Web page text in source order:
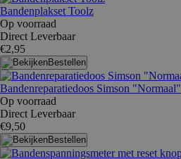
Bandenplakset Toolz
Op voorraad
Direct Leverbaar
€2,95
Bestellen
Bandenreparatiedoos Simson "Normaal"
Op voorraad
Direct Leverbaar
€9,50
Bestellen